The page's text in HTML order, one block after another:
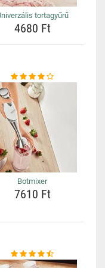
tortagyűrű
4680 Ft
Botmixer
7610 Ft